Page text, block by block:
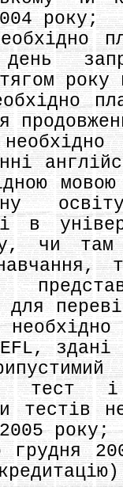
року;
року
в
чи там
для
тест
тестів
року;
2004